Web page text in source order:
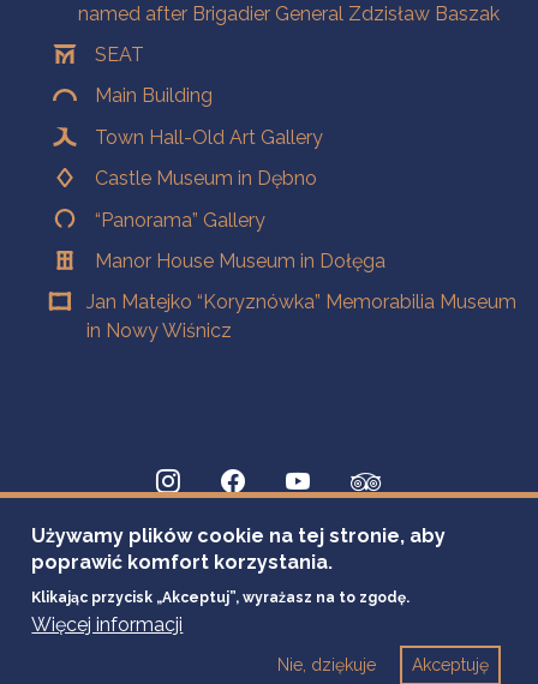
named after Brigadier General Zdzisław Baszak
SEAT
Main Building
Town Hall-Old Art Gallery
Castle Museum in Dębno
“Panorama” Gallery
Manor House Museum in Dołęga
Jan Matejko “Koryznówka” Memorabilia Museum
in Nowy Wiśnicz
Używamy plików cookie na tej stronie, aby
poprawić komfort korzystania.
Klikając przycisk „Akceptuj”, wyrażasz na to zgodę.
Więcej informacji
Akceptuję
Nie, dziękuje